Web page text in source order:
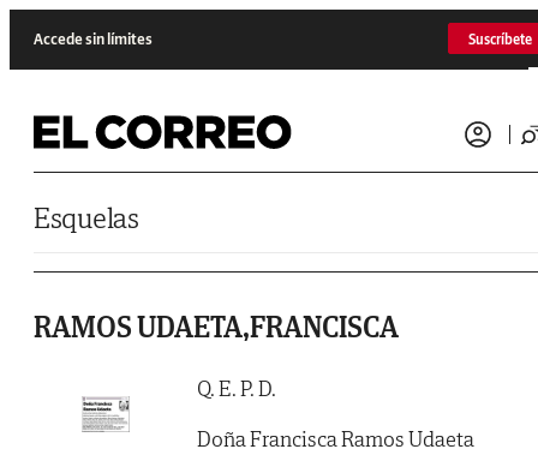
Accede sin límites Suscríbete
Esquelas
RAMOS UDAETA,FRANCISCA
Q. E. P. D.
Doña Francisca Ramos Udaeta